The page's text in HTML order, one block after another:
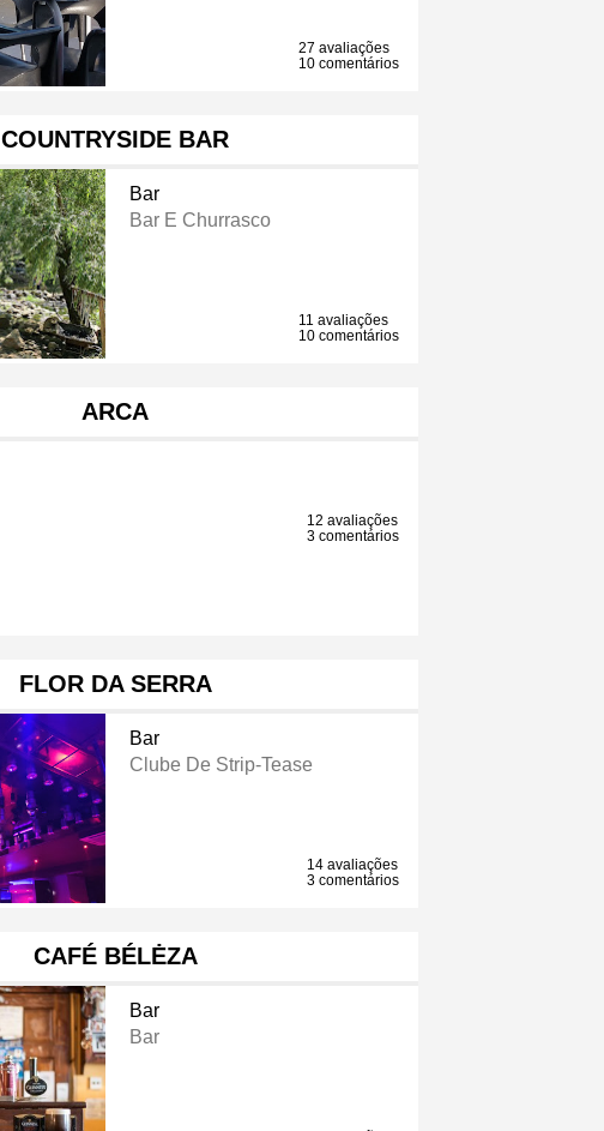
27 avaliações
10 comentários
COUNTRYSIDE BAR
Bar
Bar E Churrasco
11 avaliações
10 comentários
ARCA
12 avaliações
3 comentários
FLOR DA SERRA
Bar
Clube De Strip-Tease
14 avaliações
3 comentários
CAFÉ BÉLĖZA
Bar
Bar